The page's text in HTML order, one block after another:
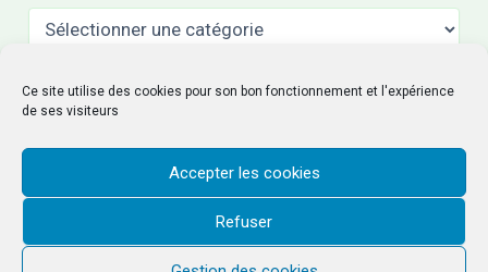
Ce site utilise des cookies pour son bon fonctionnement et l'expérience
de ses visiteurs
Accepter les cookies
Refuser
é
g
r
Archives
i